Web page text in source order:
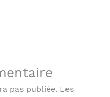
pas publiée. Les